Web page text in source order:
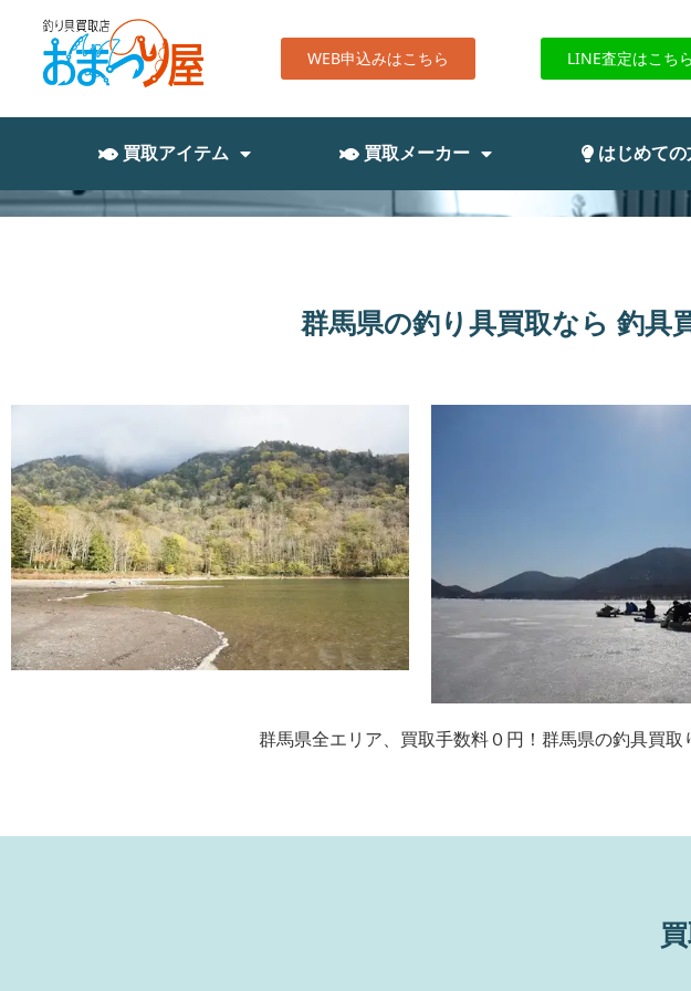
WEB申込みはこちら LINE査定はこちら
買取アイテム 買取メーカー はじめての
群馬県の釣り具買取なら 釣具
群馬県全エリア、買取手数料０円！群馬県の釣具買